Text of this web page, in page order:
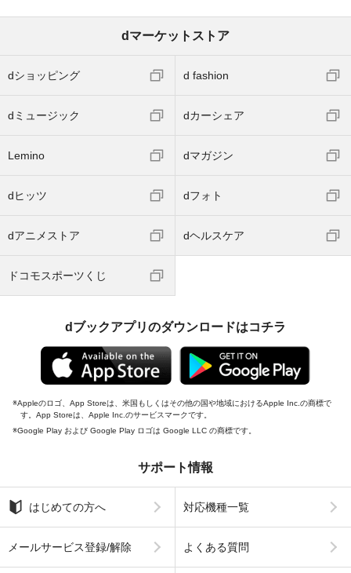
dマーケットストア
dショッピング d fashion
dミュージック dカーシェア
Lemino dマガジン
dヒッツ dフォト
dアニメストア dヘルスケア
ドコモスポーツくじ
dブックアプリのダウンロードはコチラ
Appleのロゴ、App Storeは、米国もしくはその他の国や地域におけるApple Inc.の商標で
す。App Storeは、Apple Inc.のサービスマークです。
Google Play および Google Play ロゴは Google LLC の商標です。
サポート情報
はじめての方へ 対応機種一覧
メールサービス登録/解除 よくある質問